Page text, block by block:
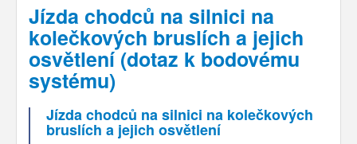
Jízda chodců na silnici na
kolečkových bruslích a jejich
osvětlení (dotaz k bodovému
systému)
Jízda chodců na silnici na kolečkových
bruslích a jejich osvětlení